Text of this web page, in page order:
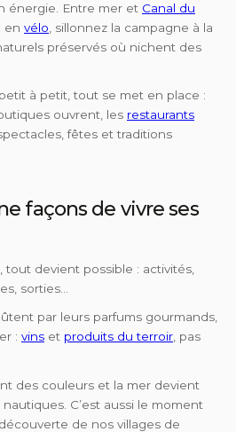
énergie. Entre mer et Canal du
en vélo , sillonnez la campagne à la
préservés où nichent des
à petit, tout se met en place :
ouvrent, les restaurants
fêtes et traditions
façons de vivre ses
tout devient possible : activités,
sorties…
par leurs parfums gourmands,
: vins et produits du terroir, pas
des couleurs et la mer devient
C’est aussi le moment
de nos villages de